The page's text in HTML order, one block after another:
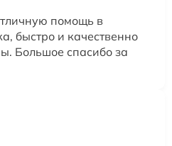
помощь в
быстро и качественно
Большое спасибо за